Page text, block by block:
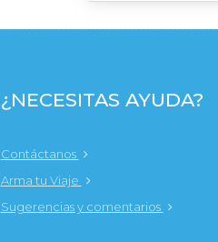
¿NECESITAS AYUDA?
Contáctanos
Arma tu Viaje
Sugerencias y comentarios